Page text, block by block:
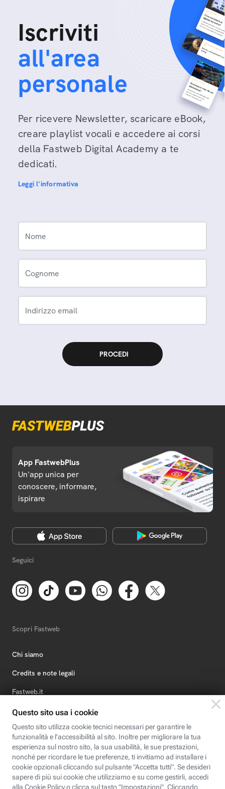
Iscriviti
all'area
personale
Per ricevere Newsletter, scaricare eBook,
creare playlist vocali e accedere ai corsi
della Fastweb Digital Academy a te
dedicati.
Leggi l'informativa
Nome
Cognome
Indirizzo email
App FastwebPlus
Un'app unica per
conoscere, informare,
ispirare
Seguici
Scopri Fastweb
Chi siamo
Credits e note legali
Fastweb.it
Formazione
Fastweb Digital Academy
STEP FuturAbility District